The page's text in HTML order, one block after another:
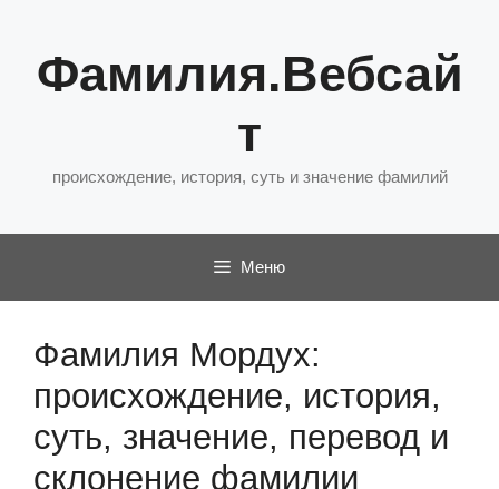
содержимому
Фамилия.Вебсай
т
происхождение, история, суть и значение фамилий
Меню
Фамилия Мордух:
происхождение, история,
суть, значение, перевод и
склонение фамилии